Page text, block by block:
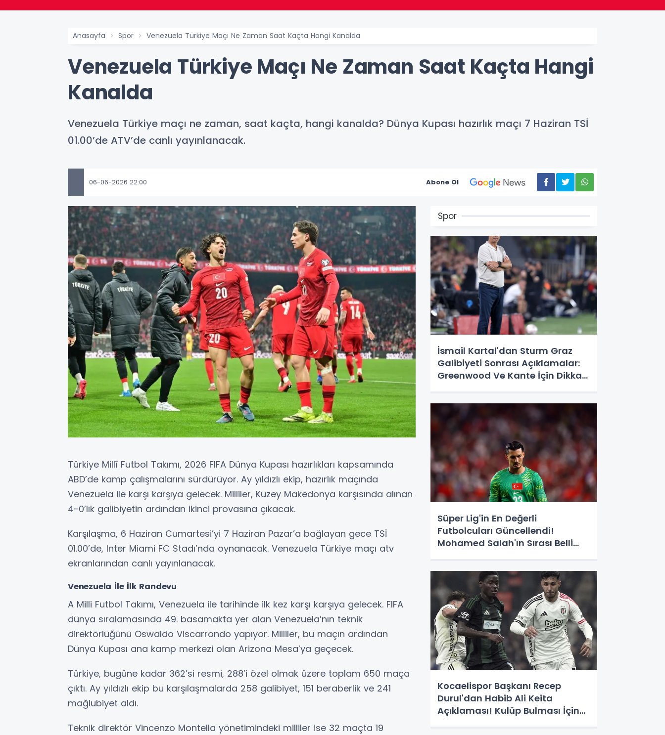
Anasayfa Spor Venezuela Türkiye Maçı Ne Zaman Saat Kaçta Hangi Kanalda
Venezuela Türkiye Maçı Ne Zaman Saat Kaçta Hangi
Kanalda
Venezuela Türkiye maçı ne zaman, saat kaçta, hangi kanalda? Dünya Kupası hazırlık maçı 7 Haziran TSİ
01.00’de ATV’de canlı yayınlanacak.
06-06-2026 22:00 Abone Ol
Türkiye Millî Futbol Takımı, 2026 FIFA Dünya Kupası hazırlıkları kapsamında
ABD’de kamp çalışmalarını sürdürüyor. Ay yıldızlı ekip, hazırlık maçında
Venezuela ile karşı karşıya gelecek. Milliler, Kuzey Makedonya karşısında alınan
4-0’lık galibiyetin ardından ikinci provasına çıkacak.
Karşılaşma, 6 Haziran Cumartesi’yi 7 Haziran Pazar’a bağlayan gece TSİ
01.00’de, Inter Miami FC Stadı’nda oynanacak. Venezuela Türkiye maçı atv
ekranlarından canlı yayınlanacak.
Venezuela İle İlk Randevu
A Milli Futbol Takımı, Venezuela ile tarihinde ilk kez karşı karşıya gelecek. FIFA
dünya sıralamasında 49. basamakta yer alan Venezuela’nın teknik
direktörlüğünü Oswaldo Viscarrondo yapıyor. Milliler, bu maçın ardından
Dünya Kupası ana kamp merkezi olan Arizona Mesa’ya geçecek.
Türkiye, bugüne kadar 362’si resmi, 288’i özel olmak üzere toplam 650 maça
çıktı. Ay yıldızlı ekip bu karşılaşmalarda 258 galibiyet, 151 beraberlik ve 241
mağlubiyet aldı.
Teknik direktör Vincenzo Montella yönetimindeki milliler ise 32 maçta 19
Spor
İsmail Kartal'dan Sturm Graz
Galibiyeti Sonrası Açıklamalar:
Greenwood Ve Kante İçin Dikkat
Süper Lig'in En Değerli
Futbolcuları Güncellendi!
Mohamed Salah'ın Sırası Belli
Kocaelispor Başkanı Recep
Durul'dan Habib Ali Keita
Açıklaması! Kulüp Bulması İçin